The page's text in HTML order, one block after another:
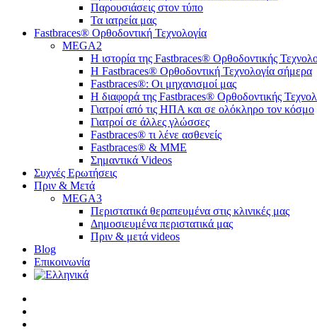
Παρουσιάσεις στον τύπο
Τα ιατρεία μας
Fastbraces® Ορθοδοντική Τεχνολογία
MEGA2
Η ιστορία της Fastbraces® Ορθοδοντικής
H Fastbraces® Ορθοδοντική Τεχνολογία σήμερα
Fastbraces®: Οι μηχανισμοί μας
Η διαφορά της Fastbraces® Ορθοδοντικής
Γιατροί από τις ΗΠΑ και σε ολόκληρο τον κόσμο
Γιατροί σε άλλες γλώσσες
Fastbraces® τι λένε ασθενείς
Fastbraces® & ΜΜΕ
Σημαντικά Videos
Συχνές Ερωτήσεις
Πριν & Μετά
MEGA3
Περιστατικά θεραπευμένα στις κλινικές μας
Δημοσιευμένα περιστατικά μας
Πριν & μετά videos
Blog
Επικοινωνία